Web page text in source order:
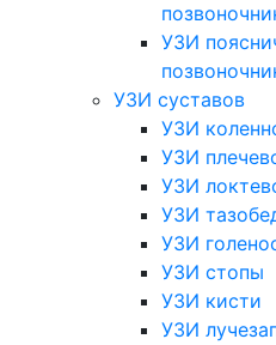
УЗИ
УЗИ суставов
УЗИ
УЗИ
УЗИ
УЗИ
УЗИ
УЗИ стопы
УЗИ кисти
УЗИ